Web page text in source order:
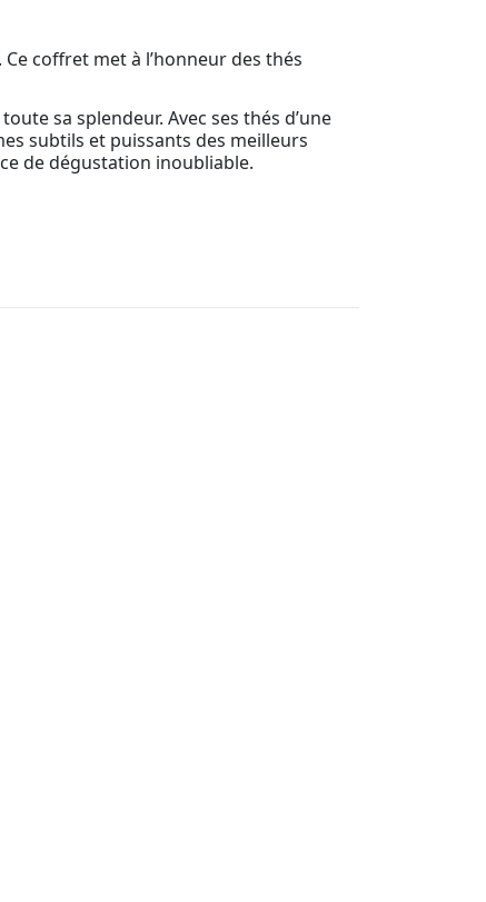
coffret met à l’honneur des thés
sa splendeur. Avec ses thés d’une
subtils et puissants des meilleurs
de dégustation inoubliable.